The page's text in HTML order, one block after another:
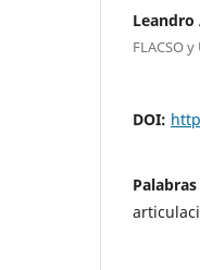
FLACSO
DOI: